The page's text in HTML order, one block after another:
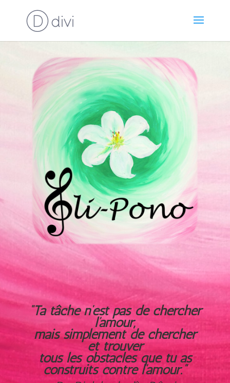
“Ta tâche n’est pas de chercher
l’amour,
mais simplement de chercher
et trouver
tous les obstacles que tu as
construits contre l’amour.”